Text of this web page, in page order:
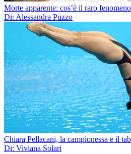
Morte apparente: cos’è il raro
Di: Alessandra Puzzo
Chiara Pellacani, la campionessa e il
Di: Viviana Solari